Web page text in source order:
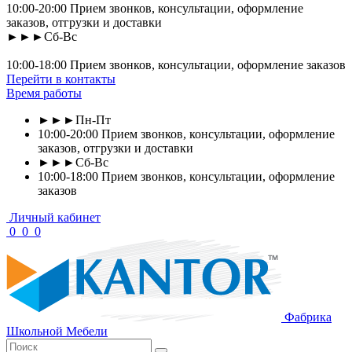
10:00-20:00 Прием звонков, консультации, оформление
заказов, отгрузки и доставки
►►►Сб-Вс
10:00-18:00 Прием звонков, консультации, оформление заказов
Перейти в контакты
Время работы
►►►Пн-Пт
10:00-20:00 Прием звонков, консультации, оформление
заказов, отгрузки и доставки
►►►Сб-Вс
10:00-18:00 Прием звонков, консультации, оформление
заказов
Личный кабинет
0 0 0
Фабрика
Школьной Мебели